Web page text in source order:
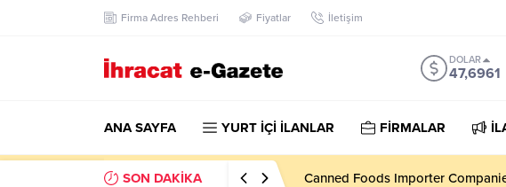
Firma Adres Rehberi Fiyatlar İletişim
DOLAR
47,6961
ANA SAYFA YURT İÇİ İLANLAR FİRMALAR
SON DAKİKA Konşimento Veri Tabanları Eskide